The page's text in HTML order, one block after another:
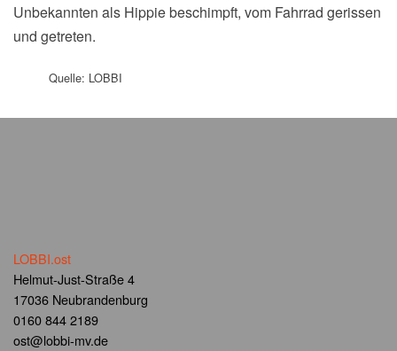
Unbekannten als Hippie beschimpft, vom Fahrrad gerissen
und getreten.
Quelle: LOBBI
LOBBI.ost
Helmut-Just-Straße 4
17036 Neubrandenburg
0160 844 2189
ost@lobbi-mv.de